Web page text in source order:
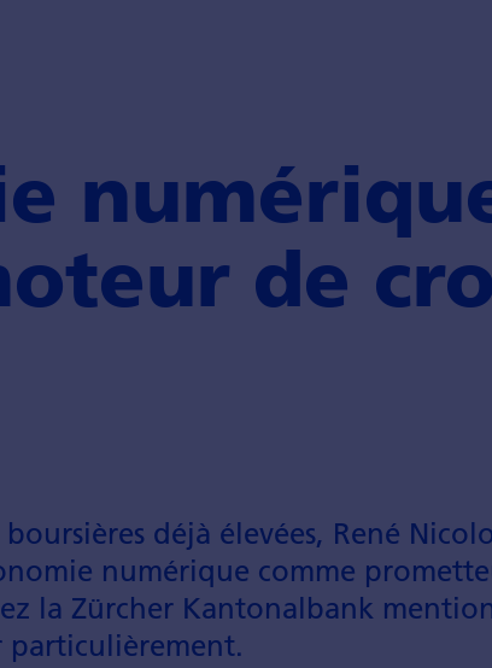
de
déjà élevées, René
numérique comme
la Zürcher Kantonalbank